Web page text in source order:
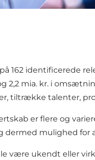
162 identificerede
2,2 mia. kr. i
tiltrække talenter,
er flere og
dermed mulighed for
ukendt eller